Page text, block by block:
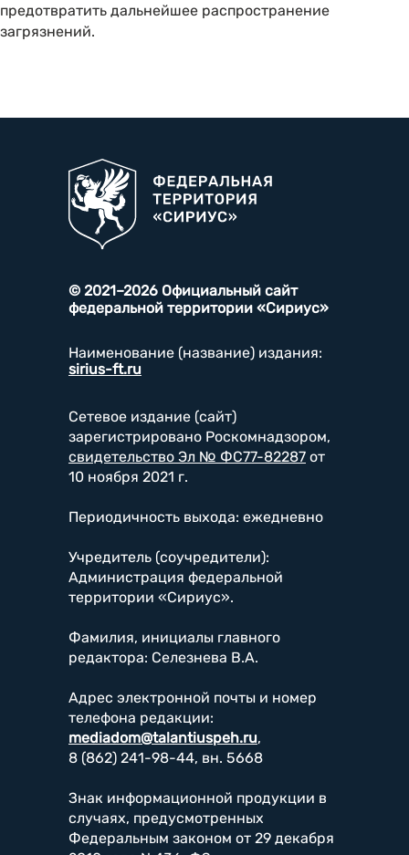
предотвратить дальнейшее распространение
загрязнений.
© 2021–2026 Официальный сайт
федеральной территории «Сириус»
Наименование (название) издания:
sirius-ft.ru
Сетевое издание (сайт)
зарегистрировано Роскомнадзором,
свидетельство Эл № ФС77-82287 от
10 ноября 2021 г.
Периодичность выхода: ежедневно
Учредитель (соучредители):
Администрация федеральной
территории «Сириус».
Фамилия, инициалы главного
редактора: Селезнева В.А.
Адрес электронной почты и номер
телефона редакции:
mediadom@talantiuspeh.ru,
8 (862) 241-98-44, вн. 5668
Знак информационной продукции в
случаях, предусмотренных
Федеральным законом от 29 декабря